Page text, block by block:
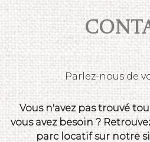
Parlez-nous de
Vous n'avez pas trouvé
vous avez besoin ?
parc locatif sur notre